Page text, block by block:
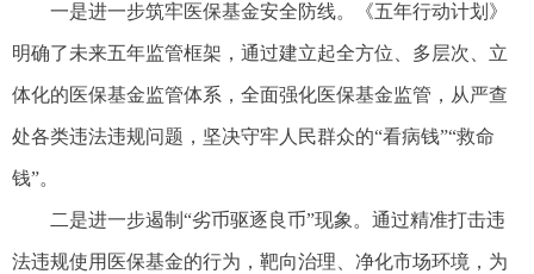
一是进一步筑牢医保基金安全防线。《五年行动计划》
明确了未来五年监管框架，通过建立起全方位、多层次、立
体化的医保基金监管体系，全面强化医保基金监管，从严查
处各类违法违规问题，坚决守牢人民群众的“看病钱”“救命
钱”。
二是进一步遏制“劣币驱逐良币”现象。通过精准打击违
法违规使用医保基金的行为，靶向治理、净化市场环境，为